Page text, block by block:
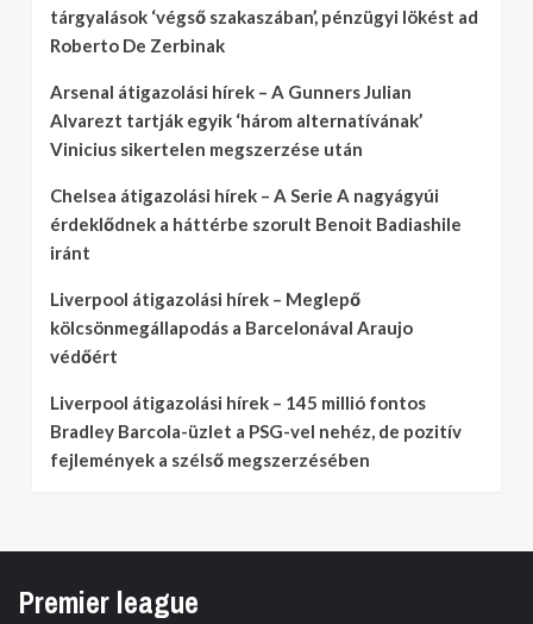
tárgyalások ‘végső szakaszában’, pénzügyi lökést ad
Roberto De Zerbinak
Arsenal átigazolási hírek – A Gunners Julian
Alvarezt tartják egyik ‘három alternatívának’
Vinicius sikertelen megszerzése után
Chelsea átigazolási hírek – A Serie A nagyágyúi
érdeklődnek a háttérbe szorult Benoit Badiashile
iránt
Liverpool átigazolási hírek – Meglepő
kölcsönmegállapodás a Barcelonával Araujo
védőért
Liverpool átigazolási hírek – 145 millió fontos
Bradley Barcola-üzlet a PSG-vel nehéz, de pozitív
fejlemények a szélső megszerzésében
Premier league